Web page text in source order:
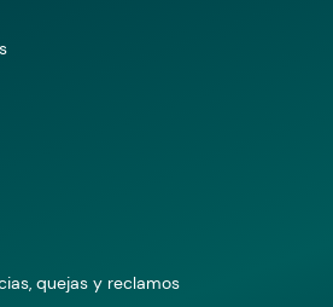
quejas y reclamos